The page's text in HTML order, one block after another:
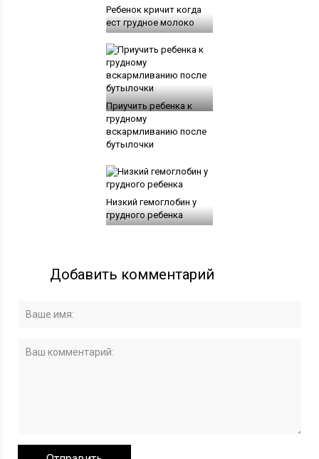
Ребенок кричит когда
ест грудное молоко
Приучить ребенка к
грудному
вскармливанию после
бутылочки
Низкий гемоглобин у
грудного ребенка
Добавить комментарий